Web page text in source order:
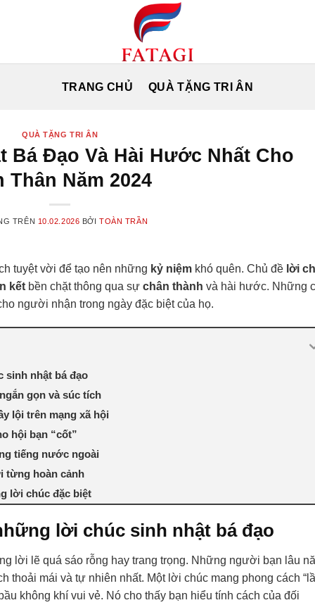
TRANG CHỦ QUÀ TẶNG TRI ÂN
QUÀ TẶNG TRI ÂN
Bá Đạo Và Hài Hước Nhất Cho
Thân Năm 2024
TRÊN 10.02.2026 BỞITOÀN TRẦN
tuyệt vời để tạo nên những kỷ niệm khó quên. Chủ đề lời
kết bền chặt thông qua sự chân thành và hài hước. Những
người nhận trong ngày đặc biệt của họ.
sinh nhật bá đạo
gọn và súc tích
lội trên mạng xã hội
hội bạn “cốt”
tiếng nước ngoài
từng hoàn cảnh
lời chúc đặc biệt
lời chúc sinh nhật bá đạo
lời lẽ quá sáo rỗng hay trang trọng. Những người bạn lâu
thoải mái và tự nhiên nhất. Một lời chúc mang phong cách
không khí vui vẻ. Nó cho thấy bạn hiểu tính cách của đối